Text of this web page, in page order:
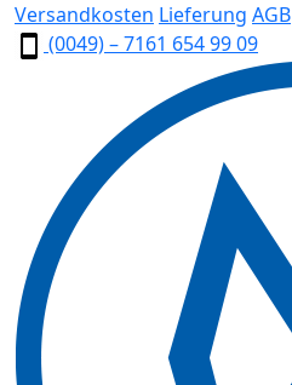
Versandkosten Lieferung AGB
(0049) – 7161 654 99 09